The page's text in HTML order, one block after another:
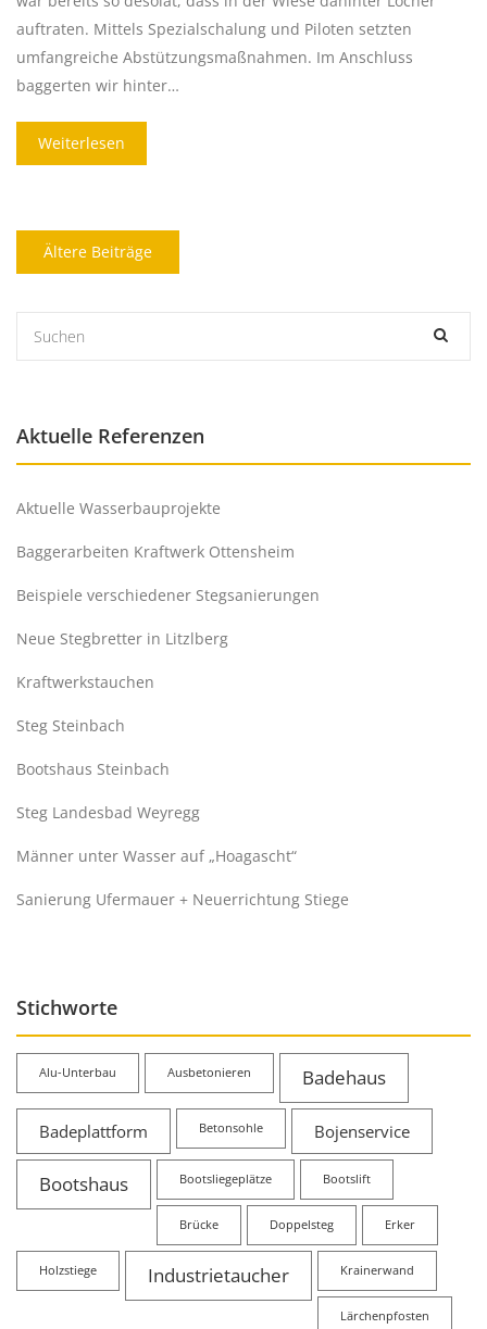
auftraten. Mittels Spezialschalung und Piloten setzten
umfangreiche Abstützungsmaßnahmen. Im Anschluss
baggerten wir hinter…
Weiterlesen
Beitragsnavigation
Ältere Beiträge
Aktuelle Referenzen
Aktuelle Wasserbauprojekte
Baggerarbeiten Kraftwerk Ottensheim
Beispiele verschiedener Stegsanierungen
Neue Stegbretter in Litzlberg
Kraftwerkstauchen
Steg Steinbach
Bootshaus Steinbach
Steg Landesbad Weyregg
Männer unter Wasser auf „Hoagascht“
Sanierung Ufermauer + Neuerrichtung Stiege
Stichworte
Alu-Unterbau Ausbetonieren Badehaus
Badeplattform Betonsohle Bojenservice
Bootshaus Bootsliegeplätze Bootslift
Brücke Doppelsteg Erker
Holzstiege Industrietaucher Krainerwand
Lärchenpfosten